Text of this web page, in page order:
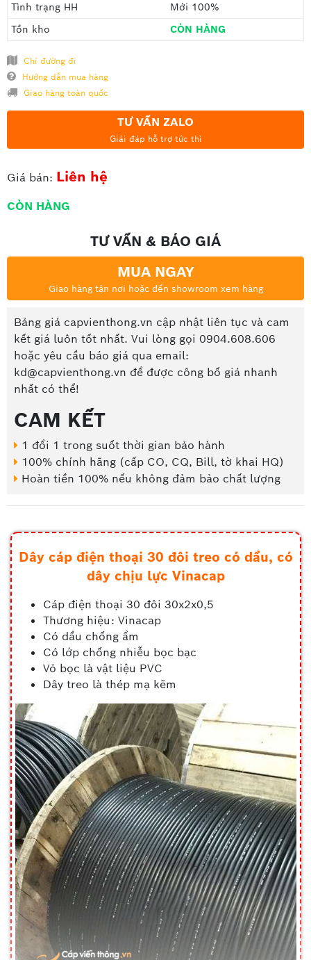
Tình trạng HH
Mới 100%
Tồn kho
CÒN HÀNG
Chỉ đường đi
Hướng dẫn mua hàng
Giao hàng toàn quốc
TƯ VẤN ZALO
Giải đáp hỗ trợ tức thì
Giá bán: Liên hệ
CÒN HÀNG
TƯ VẤN & BÁO GIÁ
MUA NGAY
Giao hàng tận nơi hoặc đến showroom xem hàng
Bảng giá capvienthong.vn cập nhật liên tục và cam
kết giá luôn tốt nhất. Vui lòng gọi 0904.608.606
hoặc yêu cầu báo giá qua email:
kd@capvienthong.vn để được công bố giá nhanh
nhất có thể!
CAM KẾT
1 đổi 1 trong suốt thời gian bảo hành
100% chính hãng (cấp CO, CQ, Bill, tờ khai HQ)
Hoàn tiền 100% nếu không đảm bảo chất lượng
Dây cáp điện thoại 30 đôi treo có dầu, có
dây chịu lực Vinacap
Cáp điện thoại 30 đôi 30x2x0,5
Thương hiệu: Vinacap
Có dầu chống ẩm
Có lớp chống nhiễu bọc bạc
Vỏ bọc là vật liệu PVC
Dây treo là thép mạ kẽm